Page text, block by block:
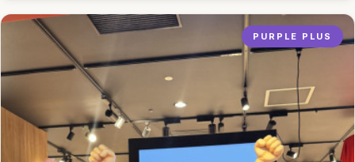
PURPLE PLUS